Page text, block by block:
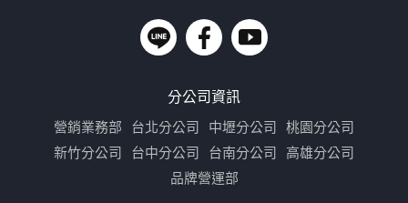
分公司資訊
營銷業務部 台北分公司 中壢分公司 桃園分公司
新竹分公司 台中分公司 台南分公司 高雄分公司
品牌營運部